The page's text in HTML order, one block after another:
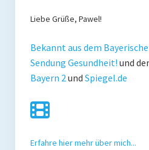
Liebe Grüße, Pawel!
Bekannt aus dem
Sendung Gesundheit! und
Bayern 2 und Spiegel.de
Erfahre hier mehr über mich...